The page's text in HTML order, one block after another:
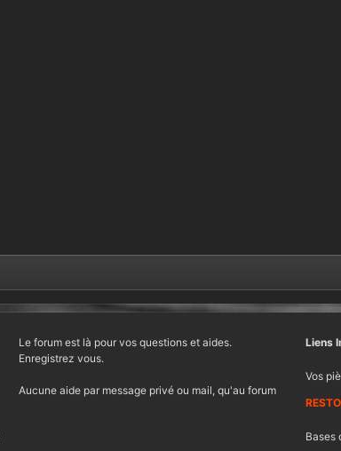
Le forum est là pour vos questions et aides.
Enregistrez vous.
Aucune aide par message privé ou mail, qu'au forum
Liens
Vos
Bases